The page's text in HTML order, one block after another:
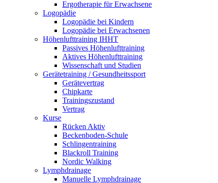
Er­go­the­ra­pie für Er­wach­se­ne
Lo­go­pä­die
Lo­go­pä­die bei Kin­dern
Lo­go­pä­die bei Er­wach­se­nen
Hö­hen­luft­trai­ning IHHT
Pas­si­ves Hö­hen­luft­trai­ning
Ak­ti­ves Hö­hen­luft­trai­ning
Wis­sen­schaft und Stu­di­en
Ge­rä­te­trai­ning / Ge­sund­heits­sport
Ge­rä­te­ver­trag
Chip­kar­te
Trai­nings­zu­stand
Ver­trag
Kur­se
Rü­cken Ak­tiv
Be­cken­bo­den-Schu­le
Schlin­gen­trai­ning
Black­roll Trai­ning
Nor­dic Wal­king
Lymph­drai­na­ge
Ma­nu­el­le Lymph­drai­na­ge